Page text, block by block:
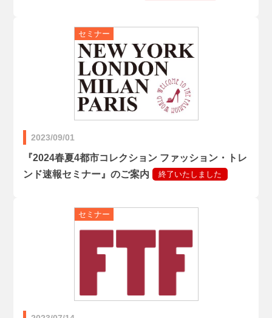
2023/09/01
『2024春夏4都市コレクション ファッション・トレ
ンド速報セミナー』のご案内